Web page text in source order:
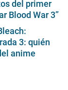
del primer
Blood War 3”
3: quién
anime